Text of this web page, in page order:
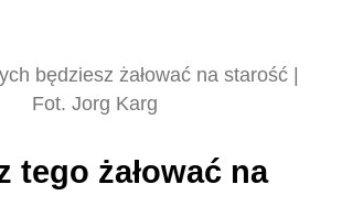
będziesz żałować na starość |
Fot. Jorg Karg
tego żałować na